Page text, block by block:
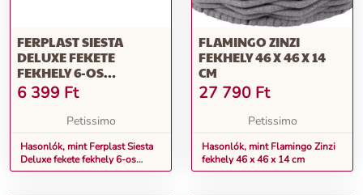
FERPLAST SIESTA
DELUXE FEKETE
FEKHELY 6-OS
(70206936)
6 399 Ft
Petissimo
Hasonlók, mint Ferplast Siesta
Deluxe fekete fekhely 6-os
(70206936)
FLAMINGO ZINZI
FEKHELY 46 X 46 X 14
CM
27 790 Ft
Petissimo
Hasonlók, mint Flamingo Zinzi
fekhely 46 x 46 x 14 cm